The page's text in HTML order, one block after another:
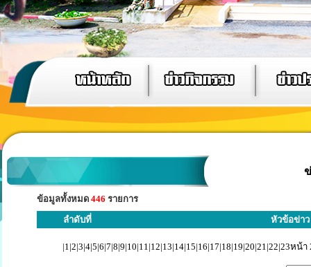
ข้อมูลทั้งหมด 446 รายการ
ลำดับที่
หัวข้อข่าว
|1|2|3|4|5|6|7|8|9|10|11|12|13|14|15|16|17|18|19|20|21|22|23หน้า